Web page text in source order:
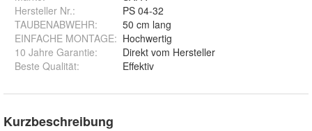
Hersteller Nr.:
PS 04-32
TAUBENABWEHR:
50 cm lang
EINFACHE MONTAGE: Hochwertig
10 Jahre Garantie:
Direkt vom Hersteller
Beste Qualität: Effektiv
Kurzbeschreibung